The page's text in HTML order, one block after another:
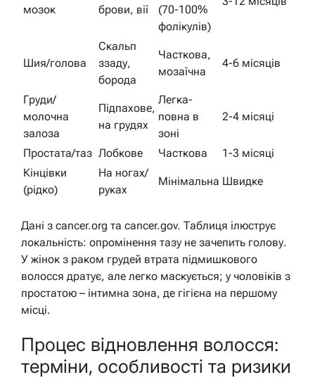
мозок брови, вії
(70-100%
фолікулів)
Шия/голова
Скальп
ззаду,
борода
Часткова,
мозаїчна
4-6 місяців
Груди/
молочна
залоза
Підпахове,
на грудях
Легка-
повна в
зоні
2-4 місяці
Простата/таз Лобкове Часткова
1-3 місяці
Кінцівки
(рідко)
На ногах/
руках
Мінімальна Швидке
Дані з cancer.org та cancer.gov. Таблиця ілюструє
локальність: опромінення тазу не зачепить голову.
У жінок з раком грудей втрата підмишкового
волосся дратує, але легко маскується; у чоловіків з
простатою – інтимна зона, де гігієна на першому
місці.
Процес відновлення волосся:
терміни, особливості та ризики